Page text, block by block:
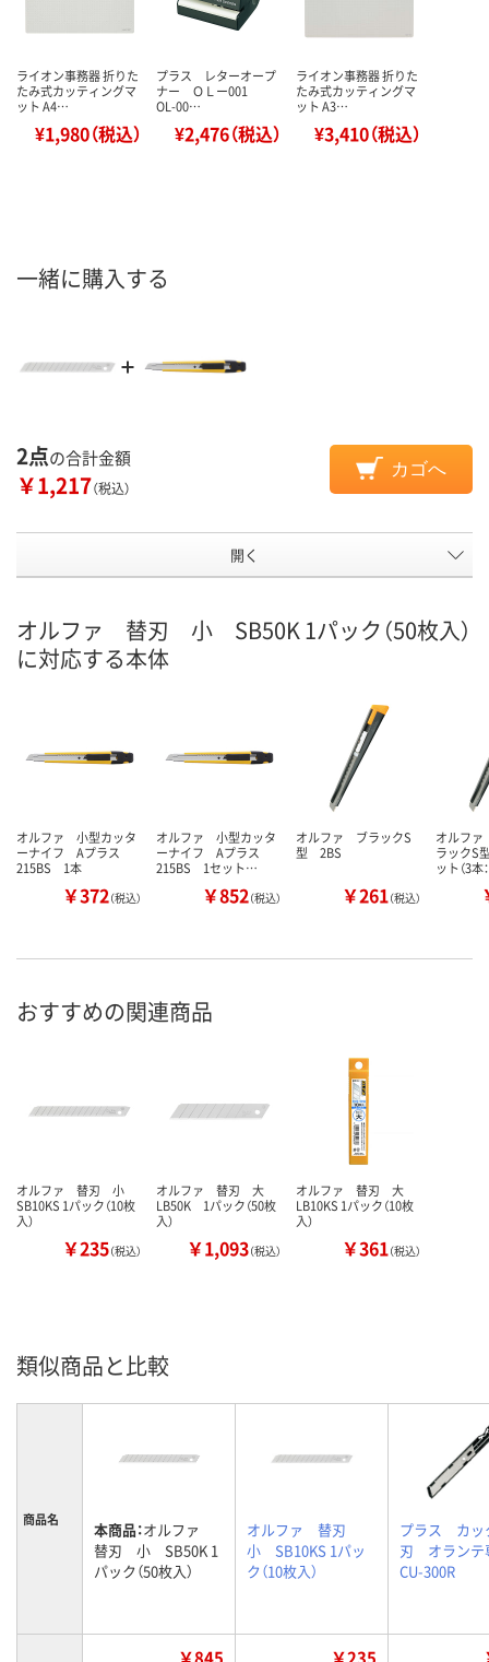
ライオン事務器 折りた
たみ式カッティングマ
ット A4…
¥1,980（税込）
プラス レターオープ
ナー ＯＬー001
OL-00…
¥2,476（税込）
ライオン事務器 折りた
たみ式カッティングマ
ット A3…
¥3,410（税込）
一緒に購入する
2点の合計金額
￥1,217（税込）
カゴへ
開く
オルファ 替刃 小 SB50K 1パック（50枚入）
に対応する本体
オルファ 小型カッタ
ーナイフ Aプラス
215BS 1本
￥372（税込）
オルファ 小型カッタ
ーナイフ Aプラス
215BS 1セット…
￥852（税込）
オルファ ブラックS
型 2BS
￥261（税込）
オルフ
ラック
ット（3
おすすめの関連商品
オルファ 替刃 小
SB10KS 1パック（10枚
入）
￥235（税込）
オルファ 替刃 大
LB50K 1パック（50枚
入）
￥1,093（税込）
オルファ 替刃 大
LB10KS 1パック（10枚
入）
￥361（税込）
類似商品と比較
商品名 本商品：オルファ
替刃 小 SB50K 1
パック（50枚入）
オルファ 替刃
小 SB10KS 1パッ
ク（10枚入）
プラス カッ
刃 オラン
CU-300R
￥845 ￥235